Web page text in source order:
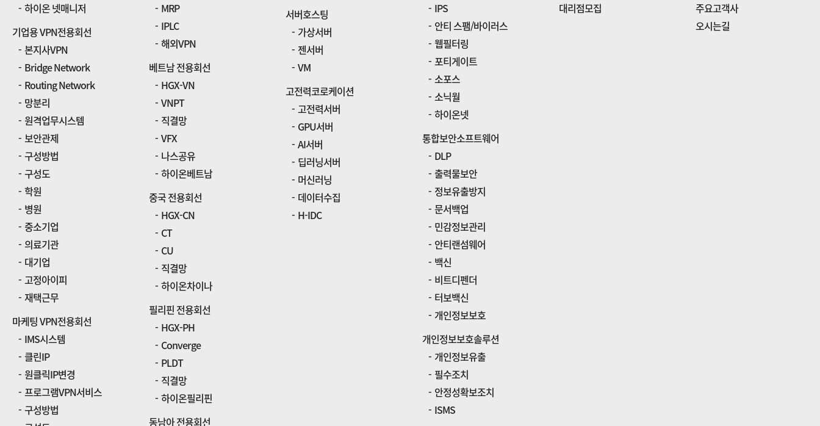
하이온 넷매니저
기업용 VPN전용회선
본지사VPN
Bridge Network
Routing Network
망분리
원격업무시스템
보안관제
구성방법
구성도
학원
병원
중소기업
의료기관
대기업
고정아이피
재택근무
마케팅 VPN전용회선
IMS시스템
클린IP
원클릭IP변경
프로그램VPN서비스
구성방법
MRP
IPLC
해외VPN
베트남 전용회선
HGX-VN
VNPT
직결망
VFX
나스공유
하이온베트남
중국 전용회선
HGX-CN
CT
CU
직결망
하이온차이나
필리핀 전용회선
HGX-PH
Converge
PLDT
직결망
하이온필리핀
동남아 전용회선
서버호스팅
가상서버
젠서버
VM
고전력코로케이션
고전력서버
GPU서버
AI서버
딥러닝서버
머신러닝
데이터수집
H-IDC
IPS
안티 스팸/바이러스
웹필터링
포티게이트
소포스
소닉월
하이온넷
통합보안소프트웨어
DLP
출력물보안
정보유출방지
문서백업
민감정보관리
안티랜섬웨어
백신
비트디펜더
터보백신
개인정보보호
개인정보보호솔루션
개인정보유출
필수조치
안정성확보조치
ISMS
대리점모집
주요고객사
오시는길